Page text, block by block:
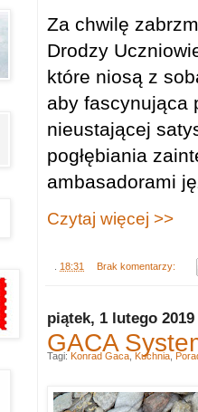
Za chwilę
Drodzy
które niosą z
aby fascynująca
nieustającej
pogłębiania
ambasadorami
Czytaj więcej >>
18:31 Brak komentarzy:
piątek, 1 lutego 2019
GACA
Tagi: Konrad Gaca Kuchnia